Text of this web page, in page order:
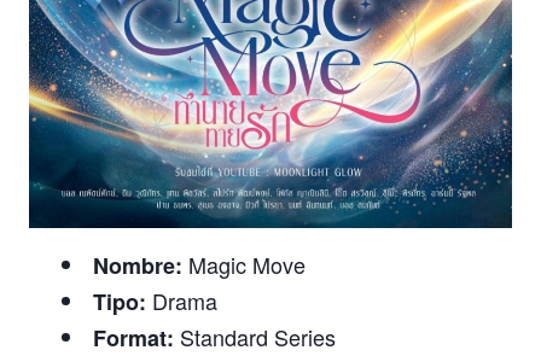
Nombre: Magic Move
Tipo: Drama
Format: Standard Series